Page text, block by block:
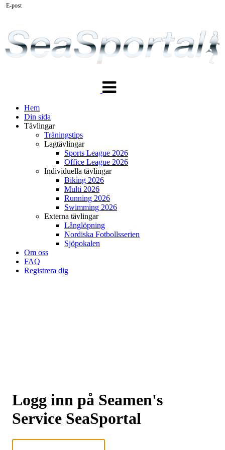
navigering
Hem
Din sida
Tävlingar
Träningstips
Lagtävlingar
Sports League 2026
Office League 2026
Individuella tävlingar
Biking 2026
Multi 2026
Running 2026
Swimming 2026
Externa tävlingar
Långlöpning
Nordiska Fotbollsserien
Sjöpokalen
Om oss
FAQ
Registrera dig
Logg inn på Seamen's
Service SeaSportal
E-post